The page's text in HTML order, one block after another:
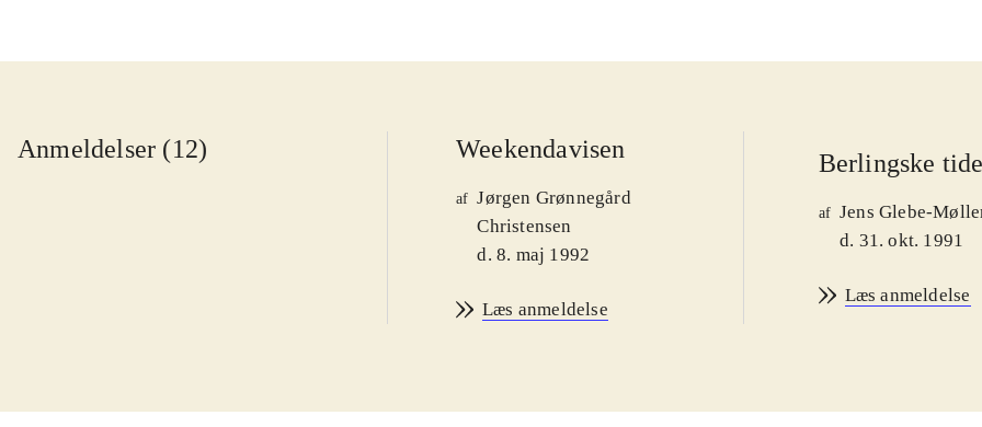
Anmeldelser (12) Weekendavisen
af Jørgen Grønnegård
Christensen
d. 8. maj 1992
Læs anmeldelse
Berlingske
af Jens Glebe-
d. 31. okt. 1991
Læs anmeldelse